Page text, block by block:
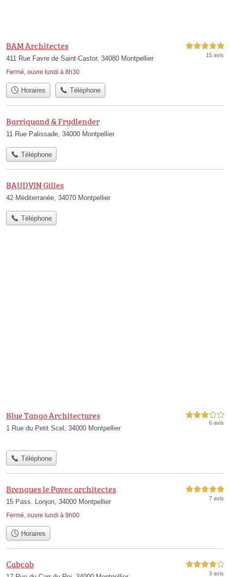
BAM Architectes
411 Rue Favre de Saint-Castor, 34080 Montpellier
Fermé, ouvre lundi à 8h30
5,0 étoiles sur 5
15 avis
Horaires Téléphone
Barriquand & Frydlender
11 Rue Palissade, 34000 Montpellier
Téléphone
BAUDVIN Gilles
42 Méditerranée, 34070 Montpellier
Téléphone
Blue Tango Architectures
1 Rue du Petit Scel, 34000 Montpellier
3,0 étoiles sur 5
6 avis
Téléphone
Brengues le Pavec architectes
15 Pass. Lonjon, 34000 Montpellier
Fermé, ouvre lundi à 9h00
5,0 étoiles sur 5
7 avis
Horaires
Cabcab 4,0 étoiles sur 5
3 avis